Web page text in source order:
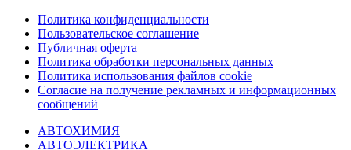
Политика конфиденциальности
Пользовательское соглашение
Публичная оферта
Политика обработки персональных данных
Политика использования файлов cookie
Согласие на получение рекламных и информационных
сообщений
АВТОХИМИЯ
АВТОЭЛЕКТРИКА